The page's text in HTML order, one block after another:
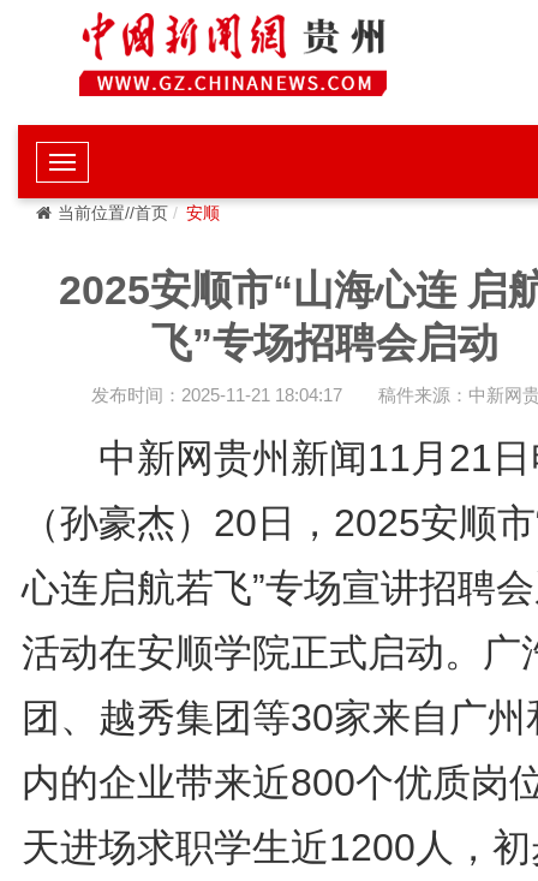
当前位置//首页 安顺
2025安顺市“山海心连 启
飞”专场招聘会启动
发布时间：2025-11-21 18:04:17 稿件来源：中新网
中新网贵州新闻11月21
（孙豪杰）20日，2025安顺
心连启航若飞”专场宣讲招聘
活动在安顺学院正式启动。广
团、越秀集团等30家来自广州
内的企业带来近800个优质岗
天进场求职学生近1200人，